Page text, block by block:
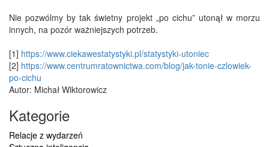
Nie pozwólmy by tak świetny projekt „po cichu” utonął w morzu
innych, na pozór ważniejszych potrzeb.
[1] https://www.ciekawestatystyki.pl/statystyki-utoniec
[2] https://www.centrumratownictwa.com/blog/jak-tonie-czlowiek-
po-cichu
Autor: Michał Wiktorowicz
Kategorie
Relacje z wydarzeń